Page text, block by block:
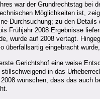
war der Grundrechtstag
Möglichkeiten ist,
Durchsuchung; zu den
Frühjahr 2008 Ergebnisse
wurde auf 2008 vertagt.
überfallsartig eingebracht
Gerichtshof eine weise
in das
wünschen, dass das auch